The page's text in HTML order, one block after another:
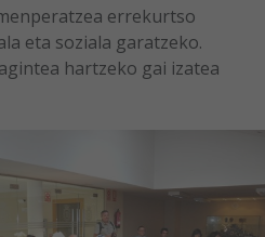
errekurtso
eta soziala garatzeko.
hartzeko gai izatea